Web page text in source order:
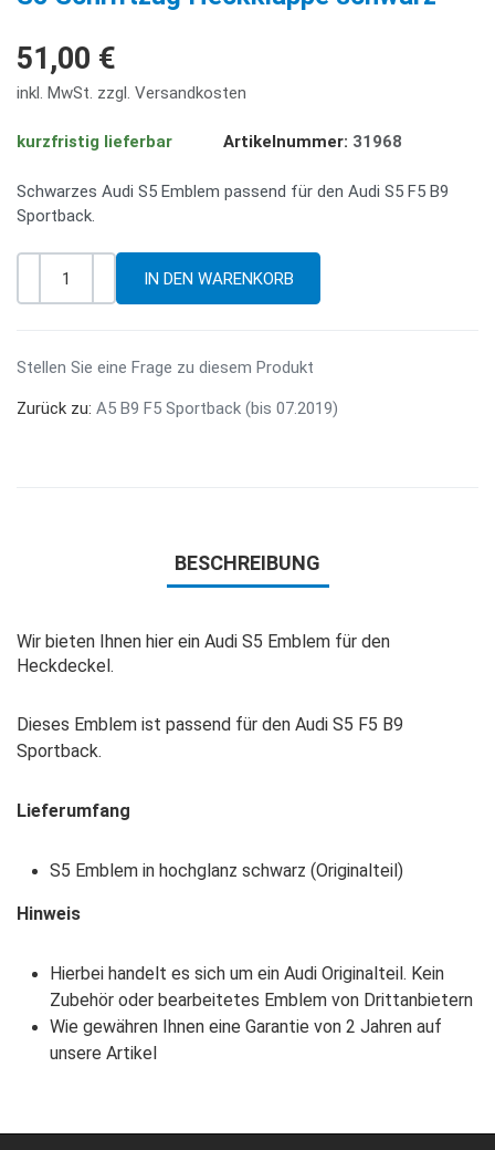
51,00 €
inkl. MwSt. zzgl. Versandkosten
kurzfristig lieferbar Artikelnummer: 31968
Schwarzes Audi S5 Emblem passend für den Audi S5 F5 B9
Sportback.
Stellen Sie eine Frage zu diesem Produkt
Zurück zu: A5 B9 F5 Sportback (bis 07.2019)
BESCHREIBUNG
Wir bieten Ihnen hier ein Audi S5 Emblem für den
Heckdeckel.
Dieses Emblem ist passend für den Audi S5 F5 B9
Sportback.
Lieferumfang
S5 Emblem in hochglanz schwarz (Originalteil)
Hinweis
Hierbei handelt es sich um ein Audi Originalteil. Kein
Zubehör oder bearbeitetes Emblem von Drittanbietern
Wie gewähren Ihnen eine Garantie von 2 Jahren auf
unsere Artikel